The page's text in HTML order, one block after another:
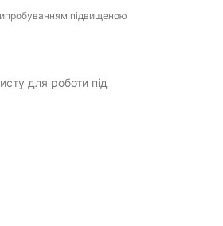
підвищеною
для роботи під